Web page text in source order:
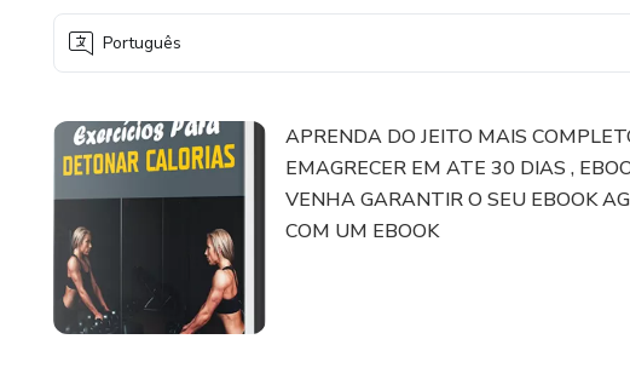
Português
APRENDA DO JEITO MAIS
EMAGRECER EM ATE 30 DIAS ,
VENHA GARANTIR O SEU EBOOK
COM UM EBOOK